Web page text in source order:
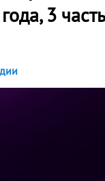
3 часть